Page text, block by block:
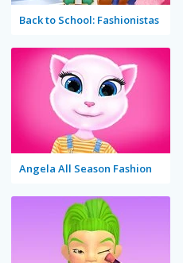
Back to School: Fashionistas
Angela All Season Fashion